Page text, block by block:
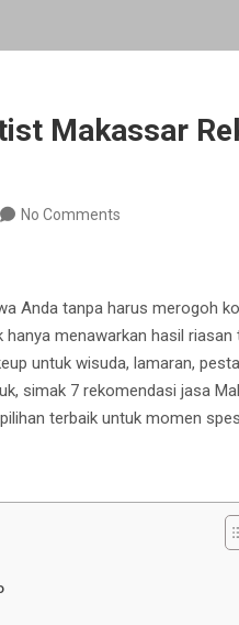
Makassar
No Comments
Anda tanpa harus merogoh
menawarkan hasil
untuk wisuda, lamaran,
simak 7 rekomendasi jasa
terbaik untuk momen